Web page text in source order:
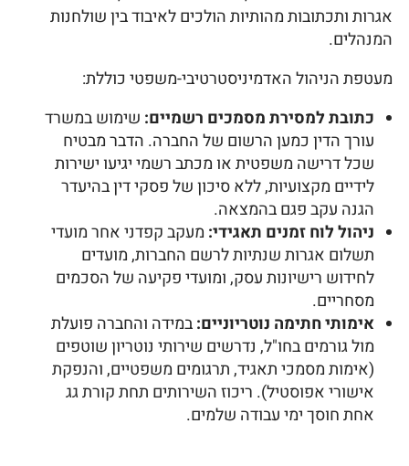
אגרות ותכתובות מהותיות הולכים לאיבוד בין שולחנות
המנהלים.
מעטפת הניהול האדמיניסטרטיבי-משפטי כוללת:
כתובת למסירת מסמכים רשמיים: שימוש במשרד
עורך הדין כמען הרשום של החברה. הדבר מבטיח
שכל דרישה משפטית או מכתב רשמי יגיעו ישירות
לידיים מקצועיות, ללא סיכון של פסקי דין בהיעדר
הגנה עקב פגם בהמצאה.
ניהול לוח זמנים תאגידי: מעקב קפדני אחר מועדי
תשלום אגרות שנתיות לרשם החברות, מועדים
לחידוש רישיונות עסק, ומועדי פקיעה של הסכמים
מסחריים.
אימותי חתימה נוטריוניים:במידה והחברה פועלת
מול גורמים בחו"ל, נדרשים שירותי נוטריון שוטפים
(אימות מסמכי תאגיד, תרגומים משפטיים, והנפקת
אישורי אפוסטיל). ריכוז השירותים תחת קורת גג
אחת חוסך ימי עבודה שלמים.